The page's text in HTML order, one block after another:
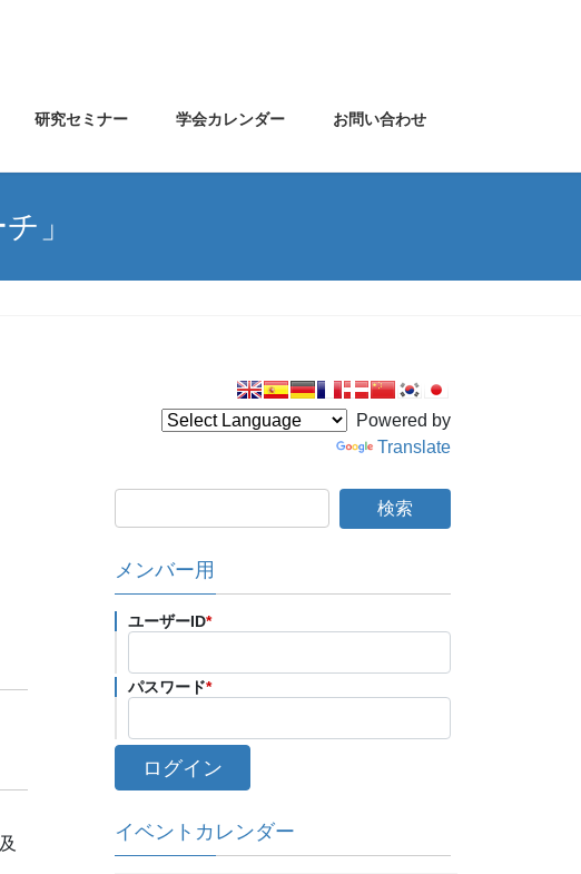
研究セミナー 学会カレンダー お問い合わせ
」
Powered by
Translate
メンバー用
ユーザーID*
パスワード*
イベントカレンダー